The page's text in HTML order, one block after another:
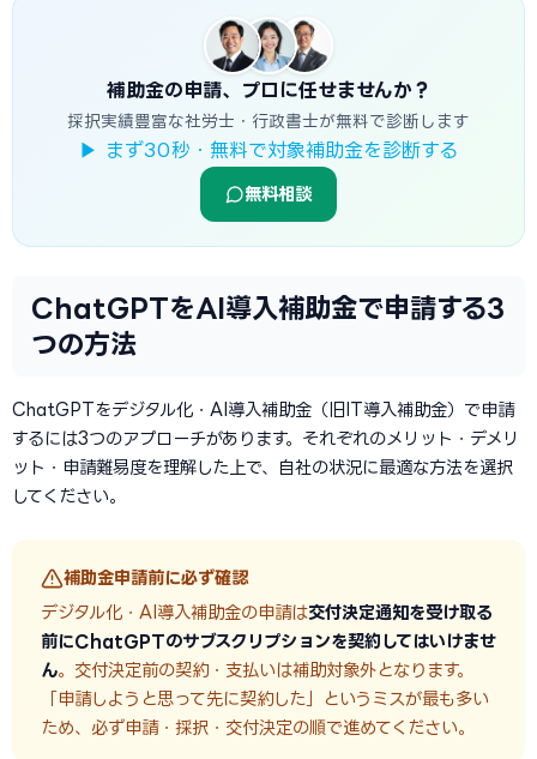
補助金の申請、プロに任せませんか？
採択実績豊富な社労士・行政書士が無料で診断します
▶ まず30秒・無料で対象補助金を診断する
無料相談
ChatGPTをAI導入補助金で申請する3
つの方法
ChatGPTをデジタル化・AI導入補助金（旧IT導入補助金）で申請
するには3つのアプローチがあります。それぞれのメリット・デメリ
ット・申請難易度を理解した上で、自社の状況に最適な方法を選択
してください。
補助金申請前に必ず確認
デジタル化・AI導入補助金の申請は交付決定通知を受け取る
前にChatGPTのサブスクリプションを契約してはいけませ
ん。交付決定前の契約・支払いは補助対象外となります。
「申請しようと思って先に契約した」というミスが最も多い
ため、必ず申請・採択・交付決定の順で進めてください。